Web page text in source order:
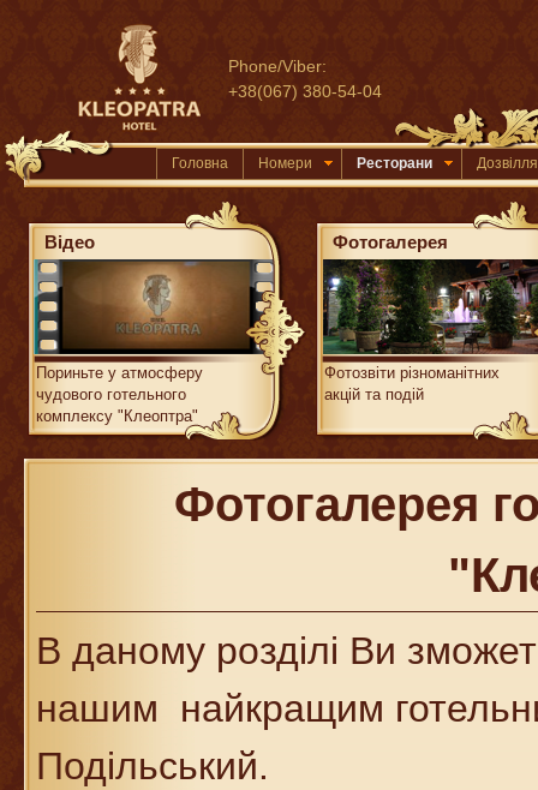
Phone/Viber:
+38(067) 380-54-04
Головна Номери Ресторани Дозвілля
Відео
Пориньте у атмосферу
чудового готельного
комплексу "Клеоптра"
Фотогалерея
Фотозвіти різноманітних
акцій та подій
Фотогалерея
В даному розділі Ви
нашим найкращим
Подільський.